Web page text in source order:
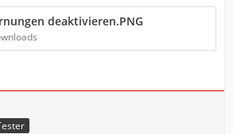
deaktivieren.PNG